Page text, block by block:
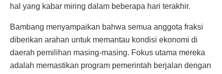
hal yang kabar miring dalam beberapa hari terakhir.
Bambang menyampaikan bahwa semua anggota fraksi
diberikan arahan untuk memantau kondisi ekonomi di
daerah pemilihan masing-masing. Fokus utama mereka
adalah memastikan program pemerintah berjalan dengan